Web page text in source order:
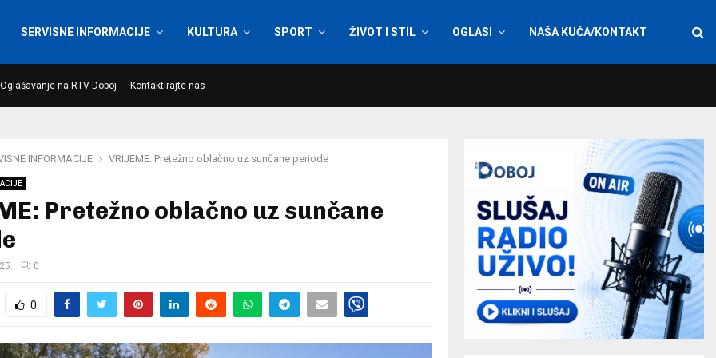
SERVISNE INFORMACIJE KULTURA SPORT ŽIVOT I STIL OGLASI NAŠA KUĆA/KONTAKT
Oglašavanje na RTV Doboj Kontaktirajte nas
INFORMACIJE VRIJEME: Pretežno oblačno uz sunčane periode
Pretežno oblačno uz sunčane
0
0